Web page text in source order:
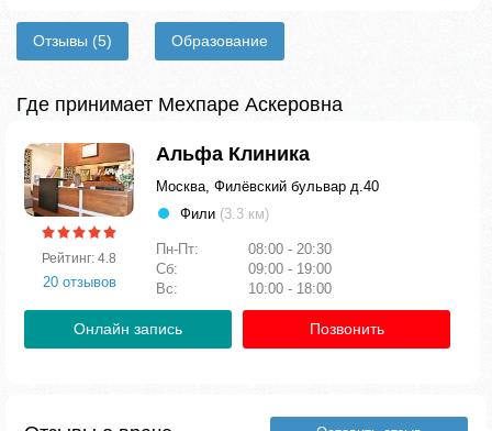
Отзывы (5) Образование
Где принимает Мехпаре Аскеровна
Рейтинг: 4.8
20 отзывов
Альфа Клиника
Москва, Филёвский бульвар д.40
Фили (3.3 км)
Пн-Пт:
08:00 - 20:30
Сб:
09:00 - 19:00
Вс:
10:00 - 18:00
Онлайн запись Позвонить